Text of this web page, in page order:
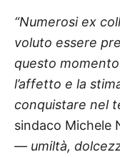
“Numerosi ex
voluto essere
questo
l’affetto e la
conquistare nel
sindaco Michele
— umiltà,